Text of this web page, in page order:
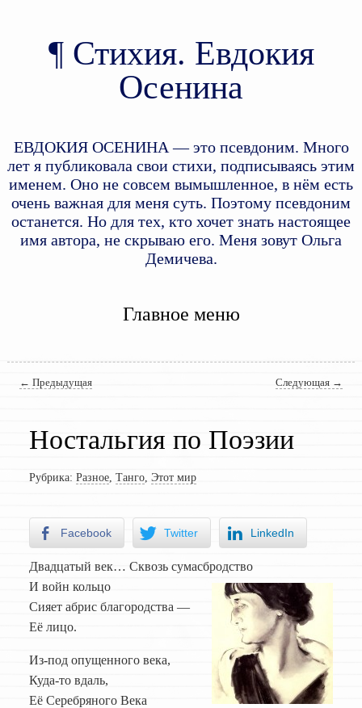
Стихия. Евдокия
Осенина
ЕВДОКИЯ ОСЕНИНА — это псевдоним. Много
лет я публиковала свои стихи, подписываясь этим
именем. Оно не совсем вымышленное, в нём есть
очень важная для меня суть. Поэтому псевдоним
останется. Но для тех, кто хочет знать настоящее
имя автора, не скрываю его. Меня зовут Ольга
Демичева.
Главное меню
Навигация по записям
← Предыдущая Следующая →
Ностальгия по Поэзии
Рубрика: Разное, Танго, Этот мир
Facebook Twitter LinkedIn
Двадцатый век… Сквозь сумасбродство
И войн кольцо
Сияет абрис благородства —
Её лицо.
Из-под опущенного века,
Куда-то вдаль,
Её Серебряного Века